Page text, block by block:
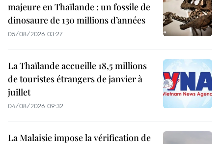
majeure en Thaïlande : un fossile de
dinosaure de 130 millions d’années
05/08/2026 03:27
La Thaïlande accueille 18,5 millions
de touristes étrangers de janvier à
juillet
04/08/2026 09:32
La Malaisie impose la vérification de